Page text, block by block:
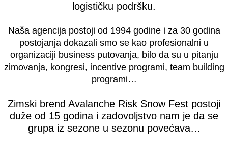
logističku podršku.
Naša agencija postoji od 1994 godine i za 30 godina
postojanja dokazali smo se kao profesionalni u
organizaciji business putovanja, bilo da su u pitanju
zimovanja, kongresi, incentive programi, team building
programi…
Zimski brend Avalanche Risk Snow Fest postoji
duže od 15 godina i zadovoljstvo nam je da se
grupa iz sezone u sezonu povećava…